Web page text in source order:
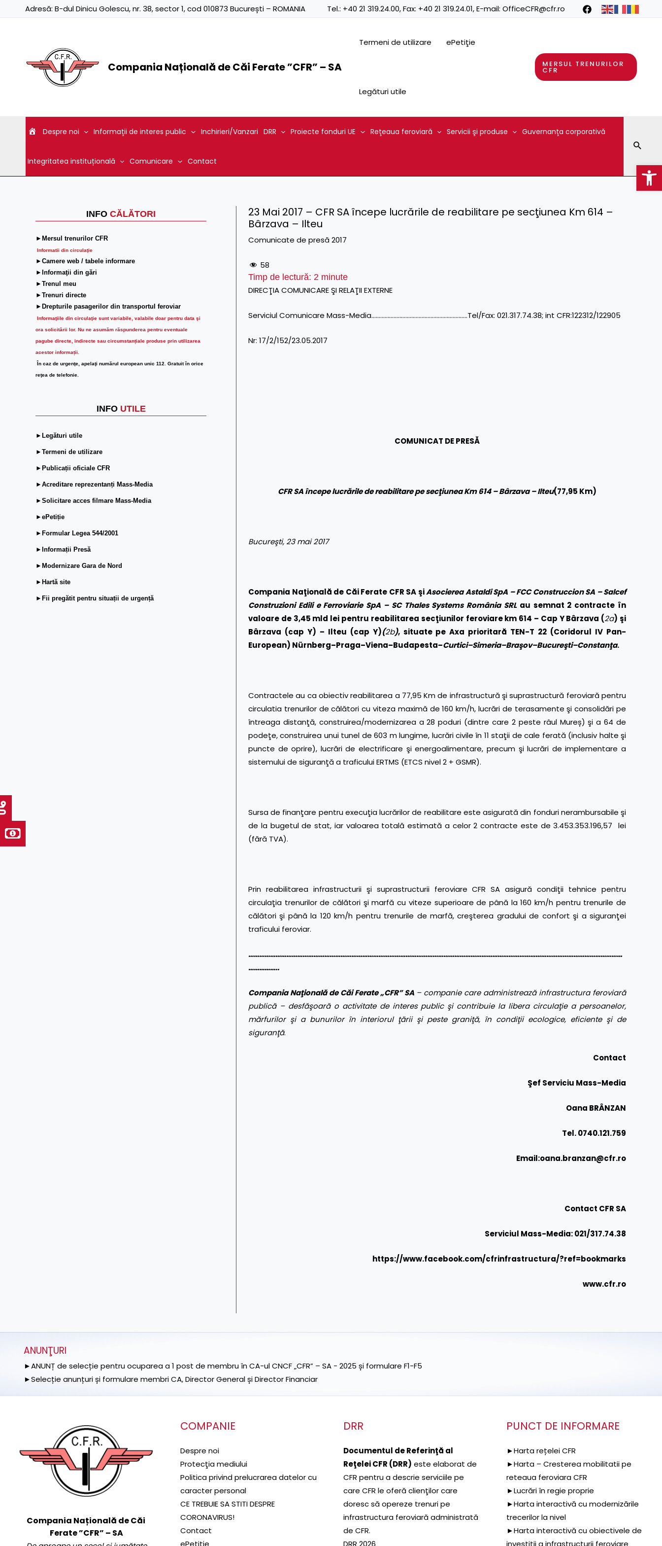
Adresă: B-dul Dinicu Golescu, nr. 38, sector 1, cod 010873 București – ROMANIA Tel.: +40 21 319.24.00, Fax: +40 21 319.24.01, E-mail: OfficeCFR@cfr.ro
Compania Națională de Căi Ferate ”CFR” – SA
Termeni de utilizare ePetiţie
Legături utile
MERSUL TRENURILOR
CFR
Despre noi Informaţii de interes public Inchirieri/Vanzari DRR Proiecte fonduri UE Reţeaua feroviară Servicii şi produse Guvernanţa corporativă
Integritatea instituțională Comunicare Contact
INFO CĂLĂTORI
►Mersul trenurilor CFR
Informatii din circulaţie
►Camere web / tabele informare
►Informaţii din gări
►Trenul meu
►Trenuri directe
►Drepturile pasagerilor din transportul feroviar
Informaţiile din circulaţie sunt variabile, valabile doar pentru data şi
ora solicitării lor. Nu ne asumăm răspunderea pentru eventuale
pagube directe, indirecte sau circumstanțiale produse prin utilizarea
acestor informații.
În caz de urgenţe, apelaţi numărul european unic 112. Gratuit în orice
reţea de telefonie.
INFO UTILE
►Legături utile
►Termeni de utilizare
►Publicații oficiale CFR
►Acreditare reprezentanți Mass-Media
►Solicitare acces filmare Mass-Media
►ePetiție
►Formular Legea 544/2001
►Informații Presă
►Modernizare Gara de Nord
►Hartă site
►Fii pregătit pentru situații de urgență
23 Mai 2017 – CFR SA începe lucrările de reabilitare pe secţiunea Km 614 –
Bârzava – Ilteu
Comunicate de presă 2017
58
Timp de lectură: 2 minute
DIRECŢIA COMUNICARE ŞI RELAŢII EXTERNE
Serviciul Comunicare Mass-Media………………………………………………………..Tel/Fax: 021.317.74.38; int CFR:122312/122905
Nr: 17/2/152/23.05.2017
COMUNICAT DE PRESĂ
CFR SA începe lucrările de reabilitarepe secţiuneaKm 614 – Bârzava – Ilteu(77,95 Km)
Bucureşti, 23 mai 2017
Compania Naţională de Căi Ferate CFR SA şiAsociereaAstaldi SpA –FCC Construccion SA – Salcef
Construzioni Edili e Ferroviarie SpA – SC Thales Systems România SRL au semnat 2 contracte în
valoare de 3,45 mld lei pentru reabilitarea secţiunilor feroviarekm 614 – Cap Y Bârzava (2a) şi
Bârzava (cap Y) – Ilteu (cap Y)(2b), situate peAxa prioritară TEN-T 22 (Coridorul IV Pan-
European) Nürnberg–Praga–Viena–Budapesta–Curtici–Simeria–Braşov–Bucureşti–Constanţa.
Contractele au ca obiectiv reabilitarea a 77,95 Km de infrastructură şi suprastructură feroviară pentru
circulatia trenurilor de călători cu viteza maximă de 160 km/h, lucrări de terasamente şi consolidări pe
întreaga distanţă, construirea/modernizarea a 28 poduri (dintre care 2 peste râul Mureș) şi a 64 de
podeţe, construirea unui tunel de 603 m lungime, lucrări civile în 11 staţii de cale ferată (inclusiv halte şi
puncte de oprire), lucrări de electrificare şi energoalimentare, precum şi lucrări de implementare a
sistemului de siguranţă a traficului ERTMS (ETCS nivel 2 + GSMR).
Sursa de finanţare pentru execuţia lucrărilor de reabilitare este asigurată din fonduri nerambursabile şi
de la bugetul de stat, iar valoarea totală estimată a celor 2 contracte este de 3.453.353.196,57 lei
(fără TVA).
Prin reabilitarea infrastructurii şi suprastructurii feroviare CFR SA asigură condiţii tehnice pentru
circulaţia trenurilor de călători şi marfă cu viteze superioare de până la 160 km/h pentru trenurile de
călători şi până la 120 km/h pentru trenurile de marfă, creşterea gradului de confort şi a siguranţei
traficului feroviar.
………………………………………………………………………………………………………………………………………………………………………………………
……………..
Compania Naţională de Căi Ferate „CFR” SA – companie care administrează infrastructura feroviară
publică – desfăşoară o activitate de interes public şi contribuie la libera circulaţie a persoanelor,
mărfurilor şi a bunurilor în interiorul ţării şi peste graniţă, în condiţii ecologice, eficiente şi de
siguranţă.
Contact
Şef Serviciu Mass-Media
Oana BRÂNZAN
Tel. 0740.121.759
Email:oana.branzan@cfr.ro
Contact CFR SA
Serviciul Mass-Media: 021/317.74.38
https://www.facebook.com/cfrinfrastructura/?ref=bookmarks
www.cfr.ro
ANUNŢURI
►ANUNȚ de selecție pentru ocuparea a 1 post de membru în CA-ul CNCF „CFR” – SA - 2025 și formulare F1-F5
►Selecție anunțuri și formulare membri CA, Director General și Director Financiar
Compania Națională de Căi
Ferate ”CFR” – SA
COMPANIE
Despre noi
Protecţia mediului
Politica privind prelucrarea datelor cu
caracter personal
CE TREBUIE SA STITI DESPRE
CORONAVIRUS!
Contact
ePetiție
DRR
Documentul de Referinţă al
Reţelei CFR (DRR) este elaborat de
CFR pentru a descrie serviciile pe
care CFR le oferă clienţilor care
doresc să opereze trenuri pe
infrastructura feroviară administrată
de CFR.
DRR 2026
PUNCT DE INFORMARE
►Harta rețelei CFR
►Harta – Cresterea mobilitatii pe
reteaua feroviara CFR
►Lucrări în regie proprie
►Harta interactivă cu modernizările
trecerilor la nivel
►Harta interactivă cu obiectivele de
investiții a infrastructurii feroviare